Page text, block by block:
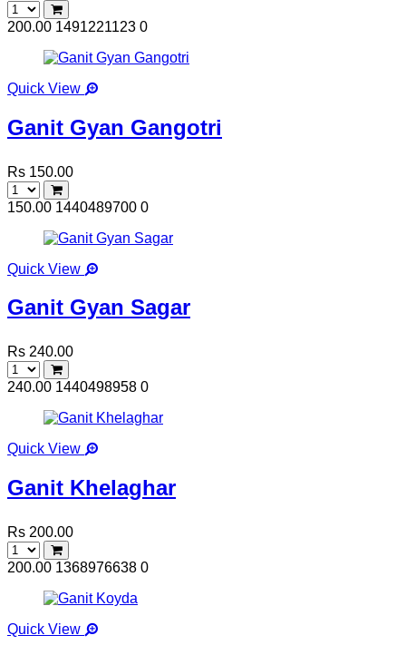
200.00 1491221123 0
Quick View
Ganit Gyan Gangotri
Rs 150.00
150.00 1440489700 0
Quick View
Ganit Gyan Sagar
Rs 240.00
240.00 1440498958 0
Quick View
Ganit Khelaghar
Rs 200.00
200.00 1368976638 0
Quick View